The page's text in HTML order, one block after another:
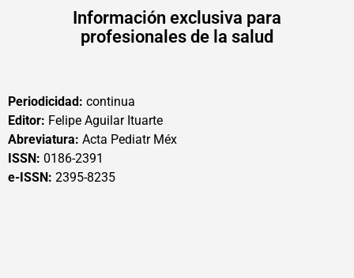
Información exclusiva para
profesionales de la salud
Periodicidad: continua
Editor: Felipe Aguilar Ituarte
Abreviatura: Acta Pediatr Méx
ISSN: 0186-2391
e-ISSN: 2395-8235